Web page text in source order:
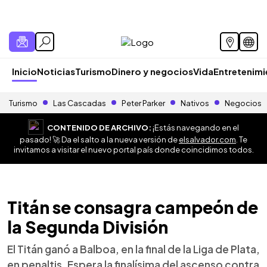
InicioNoticiasTurismoDinero y negociosVida
Turismo Las Cascadas Peter Parker Nativos Negocios
CONTENIDO DE ARCHIVO:¡Estás navegando en el
pasado! 🚀 Da el salto a la nueva versión deelsalvador.com . Te
invitamos a visitar el nuevo portal país donde coincidimos todos.
Titán se consagra campeón de
la Segunda División
El Titán ganó a Balboa, en la final de la Liga de Plata,